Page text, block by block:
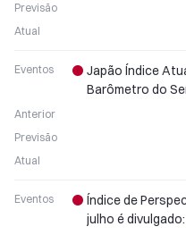
Previsão
Atual
Eventos
Japão Índice
Barômetro do
Anterior
Previsão
Atual
Eventos
Índice de
julho é